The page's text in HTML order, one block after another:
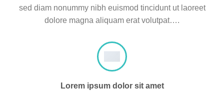
sed diam nonummy nibh euismod tincidunt ut laoreet
dolore magna aliquam erat volutpat….
Lorem ipsum dolor sit amet